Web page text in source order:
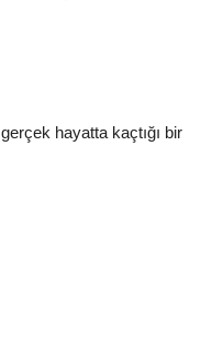
hayatta kaçtığı bir